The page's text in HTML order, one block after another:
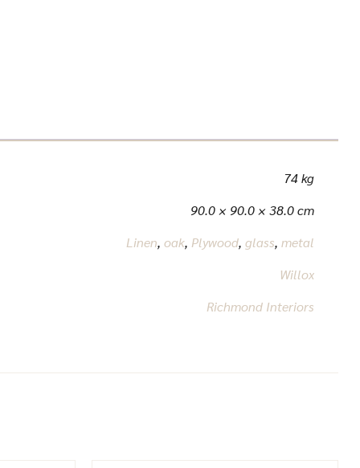
74 kg
90.0 × 90.0 × 38.0 cm
Linen, oak, Plywood, glass, metal
Willox
Richmond Interiors